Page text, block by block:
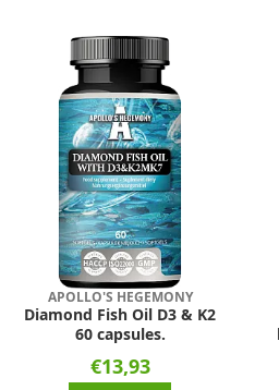
APOLLO'S HEGEMONY
Diamond Fish Oil D3 & K2
60 capsules.
€13,93